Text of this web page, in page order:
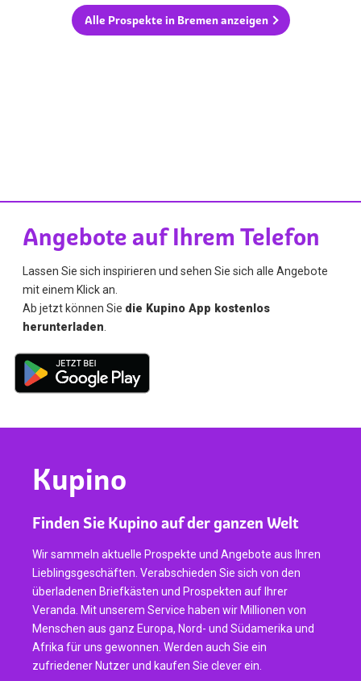
Alle Prospekte in Bremen anzeigen
Angebote auf Ihrem Telefon
Lassen Sie sich inspirieren und sehen Sie sich alle Angebote
mit einem Klick an.
Ab jetzt können Sie die Kupino App kostenlos
herunterladen
Kupino
Finden Sie Kupino auf der ganzen Welt
Wir sammeln aktuelle Prospekte und Angebote aus Ihren
Lieblingsgeschäften. Verabschieden Sie sich von den
überladenen Briefkästen und Prospekten auf Ihrer
Veranda. Mit unserem Service haben wir Millionen von
Menschen aus ganz Europa, Nord- und Südamerika und
Afrika für uns gewonnen. Werden auch Sie ein
zufriedener Nutzer und kaufen Sie clever ein.